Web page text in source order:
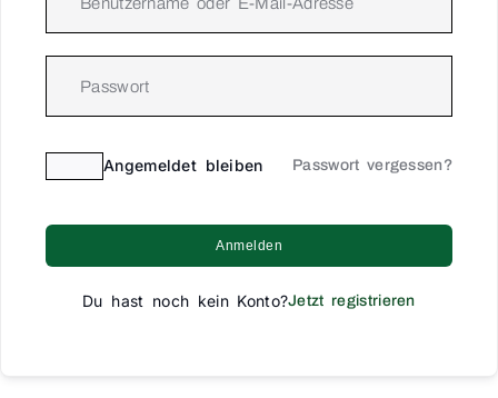
Angemeldet bleiben Passwort vergessen?
Anmelden
Du hast noch kein Konto?Jetzt registrieren